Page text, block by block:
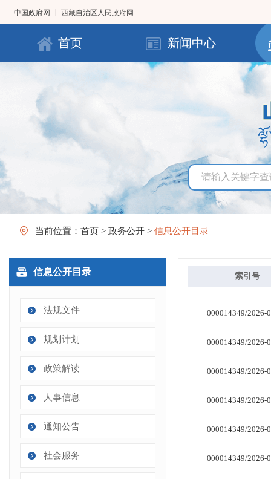
中国政府网 西藏自治区人民政府网
首页 新闻中心
当前位置： 首页 > 政务公开 > 信息公开目录
信息公开目录
法规文件
规划计划
政策解读
人事信息
通知公告
社会服务